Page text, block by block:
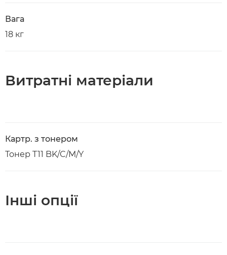
Вага
18 кг
Витратні матеріали
Картр. з тонером
Тонер T11 BK/C/M/Y
Інші опції